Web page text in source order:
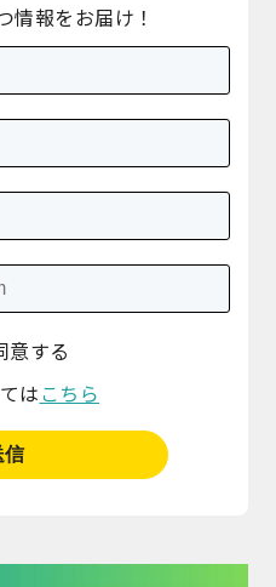
情報をお届け！
意する
は こちら